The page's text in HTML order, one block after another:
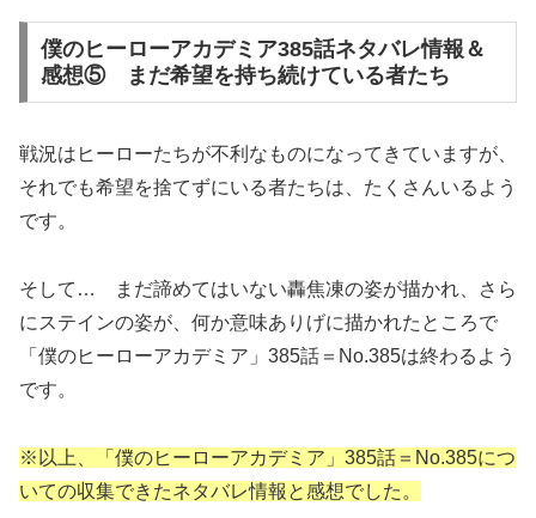
僕のヒーローアカデミア385話ネタバレ情報＆
感想⑤ まだ希望を持ち続けている者たち
戦況はヒーローたちが不利なものになってきていますが、
それでも希望を捨てずにいる者たちは、たくさんいるよう
です。
そして… まだ諦めてはいない轟焦凍の姿が描かれ、さら
にステインの姿が、何か意味ありげに描かれたところで
「僕のヒーローアカデミア」385話＝No.385は終わるよう
です。
※以上、「僕のヒーローアカデミア」385話＝No.385につ
いての収集できたネタバレ情報と感想でした。